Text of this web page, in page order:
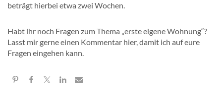
beträgt hierbei etwa zwei Wochen.
Habt ihr noch Fragen zum Thema „erste eigene Wohnung“?
Lasst mir gerne einen Kommentar hier, damit ich auf eure
Fragen eingehen kann.